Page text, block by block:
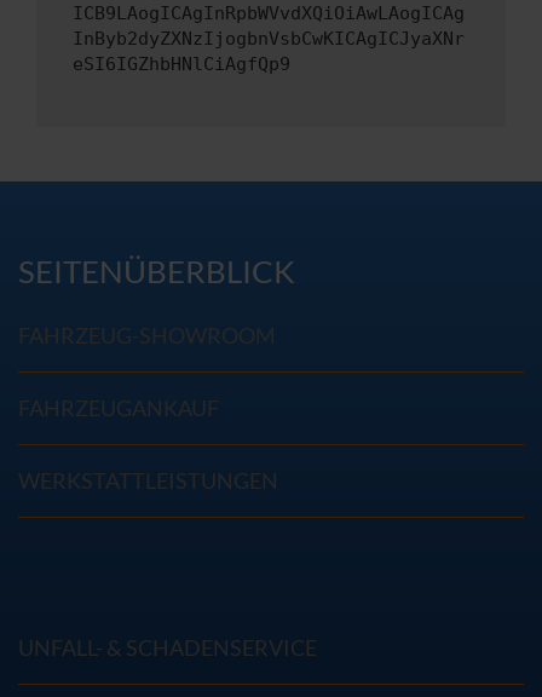
ICB9LAogICAgInRpbWVvdXQiOiAwLAogICAg
InByb2dyZXNzIjogbnVsbCwKICAgICJyaXNr
eSI6IGZhbHNlCiAgfQp9
SEITENÜBERBLICK
FAHRZEUG-SHOWROOM
FAHRZEUGANKAUF
WERKSTATTLEISTUNGEN
UNFALL- & SCHADENSERVICE